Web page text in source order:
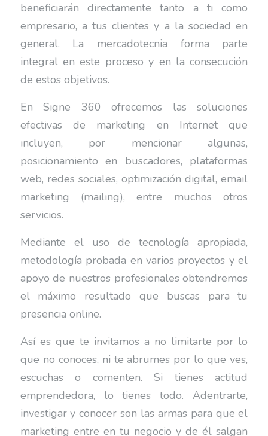
beneficiarán directamente tanto a ti como
empresario, a tus clientes y a la sociedad en
general. La mercadotecnia forma parte
integral en este proceso y en la consecución
de estos objetivos.
En Signe 360 ofrecemos las soluciones
efectivas de marketing en Internet que
incluyen, por mencionar algunas,
posicionamiento en buscadores, plataformas
web, redes sociales, optimización digital, email
marketing (mailing), entre muchos otros
servicios.
Mediante el uso de tecnología apropiada,
metodología probada en varios proyectos y el
apoyo de nuestros profesionales obtendremos
el máximo resultado que buscas para tu
presencia online.
Así es que te invitamos a no limitarte por lo
que no conoces, ni te abrumes por lo que ves,
escuchas o comenten. Si tienes actitud
emprendedora, lo tienes todo. Adentrarte,
investigar y conocer son las armas para que el
marketing entre en tu negocio y de él salgan